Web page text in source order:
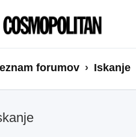
forumov Iskanje